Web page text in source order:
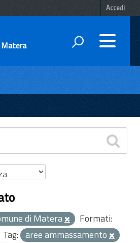
Accedi
di Matera
Formati:
Tag: aree ammassamento